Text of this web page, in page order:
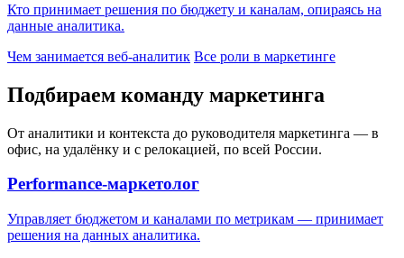
Кто принимает решения по бюджету и каналам, опираясь на
данные аналитика.
Чем занимается веб-аналитик Все роли в маркетинге
Подбираем команду маркетинга
От аналитики и контекста до руководителя маркетинга — в
офис, на удалёнку и с релокацией, по всей России.
Performance-маркетолог
Управляет бюджетом и каналами по метрикам — принимает
решения на данных аналитика.